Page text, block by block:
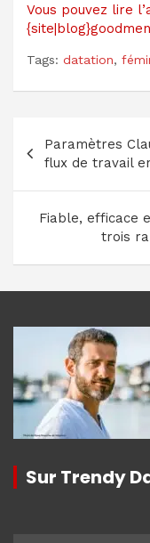
Vous pouvez lire
Tags: datation,
Navigation
de
l’article
Paramètres
flux de travail
Fiable, efficace
trois
Sur Trendy